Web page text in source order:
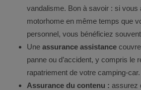
vandalisme. Bon à savoir : si vous
motorhome en même temps que
personnel, vous bénéficiez
Une assurance assistance
panne ou d’accident, y compris le
rapatriement de votre camping-car.
Assurance du contenu : assurez